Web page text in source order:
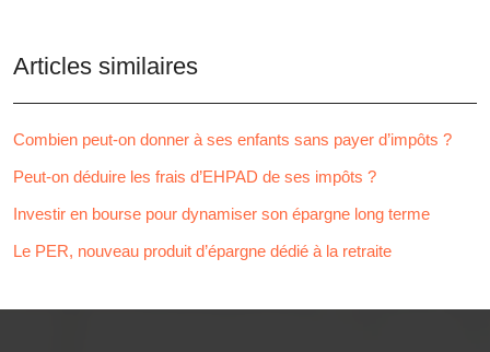
Articles similaires
Combien peut-on donner à ses enfants sans payer d’impôts ?
Peut-on déduire les frais d’EHPAD de ses impôts ?
Investir en bourse pour dynamiser son épargne long terme
Le PER, nouveau produit d’épargne dédié à la retraite